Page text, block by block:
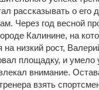
рассказывать о его
Через год весной
Калинине, на
на низкий рост,
площадку, и умело
внимание.
взять